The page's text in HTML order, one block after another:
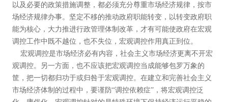
以及必要的政策措施调整，都必须充分尊重市场经济规律，按市
场经济规律办事。坚定不移的推动政府职能转变，以转变政府职
能为核心，大力推进行政管理体制改革，才有可能使政府在宏观
调控工作中既不越位，也不失位，宏观调控作用真正到位。
宏观调控是市场经济必有内容，社会主义市场经济更离不开宏
观调控。另一方面，也不应该把宏观调控当成能够包罗万象的
筐，把一切都归功于或归咎于宏观调控。在建立和完善社会主义
市场经济体制的过程中，要谨防“调控依赖症”，将宏观调控泛